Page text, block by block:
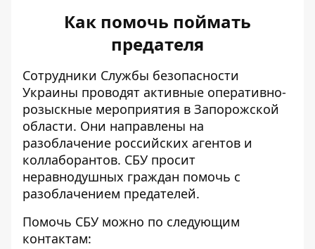
Как помочь поймать
предателя
Сотрудники Службы безопасности
Украины проводят активные оперативно-
розыскные мероприятия в Запорожской
области. Они направлены на
разоблачение российских агентов и
коллаборантов. СБУ просит
неравнодушных граждан помочь с
разоблачением предателей.
Помочь СБУ можно по следующим
контактам: